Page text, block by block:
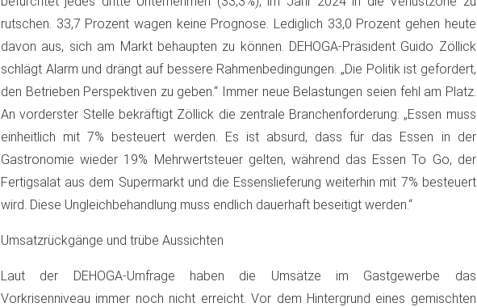
rutschen. 33,7 Prozent wagen keine Prognose. Lediglich 33,0 Prozent gehen heute
davon aus, sich am Markt behaupten zu können. DEHOGA-Präsident Guido Zöllick
schlägt Alarm und drängt auf bessere Rahmenbedingungen. „Die Politik ist gefordert,
den Betrieben Perspektiven zu geben.“ Immer neue Belastungen seien fehl am Platz.
An vorderster Stelle bekräftigt Zöllick die zentrale Branchenforderung: „Essen muss
einheitlich mit 7% besteuert werden. Es ist absurd, dass für das Essen in der
Gastronomie wieder 19% Mehrwertsteuer gelten, während das Essen To Go, der
Fertigsalat aus dem Supermarkt und die Essenslieferung weiterhin mit 7% besteuert
wird. Diese Ungleichbehandlung muss endlich dauerhaft beseitigt werden.“
Umsatzrückgänge und trübe Aussichten
Laut der DEHOGA-Umfrage haben die Umsätze im Gastgewerbe das
Vorkrisenniveau immer noch nicht erreicht. Vor dem Hintergrund eines gemischten